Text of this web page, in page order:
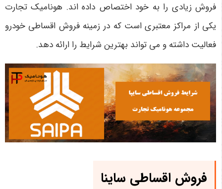
فروش زیادی را به خود اختصاص داده اند. هونامیک تجارت
یکی از مراکز معتبری است که در زمینه فروش اقساطی خودرو
فعالیت داشته و می ‌تواند بهترین شرایط را ارائه دهد.
فروش اقساطی ساینا